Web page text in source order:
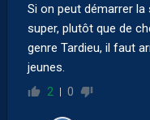
Si on peut démarrer la
super, plutôt que de
genre Tardieu, il faut
jeunes.
2 0